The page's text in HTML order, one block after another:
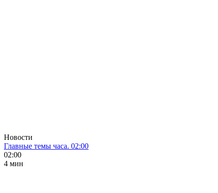
Новости
Главные темы часа. 02:00
02:00
4 мин